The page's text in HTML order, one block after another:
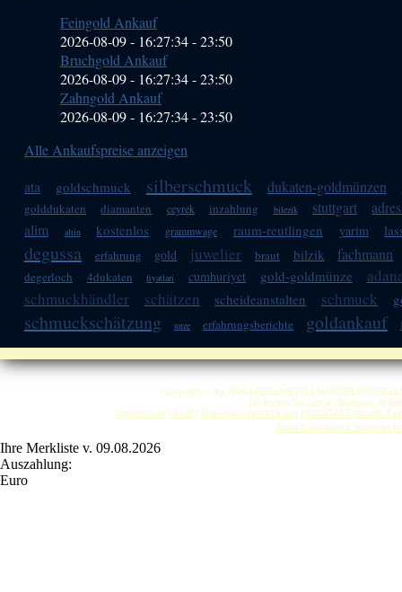
Feingold Ankauf
2026-08-09 - 16:27:34-23:50
Bruchgold Ankauf
2026-08-09 - 16:27:34-23:50
Zahngold Ankauf
2026-08-09 - 16:27:34-23:50
Alle Ankaufspreise anzeigen
ata
goldschmuck silberschmuck dukaten-goldmünzen
golddukaten diamanten ceyrek inzahlung bilezik stuttgart
alim
altin kostenlos grammwage raum-reutlingen yarim
degussa erfahrung gold juwelier braut bilzik fachmann
degerloch 4dukaten fiyatlari cumhuriyet gold-goldmünze
schmuckhändler
schätzen scheideanstalten schmuck
schmuckschätzung unze erfahrungsberichte goldankauf
Copyright © by ANKA
So finden Sie uns in Stuttgart:
Impressum | AGB | Datenschutzerklärung | KONTAKT Anwalt-
Anka Goldankauf Stuttgart
Ihre Merkliste v. 09.08.2026
Auszahlung:
Euro